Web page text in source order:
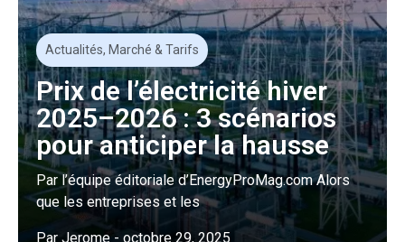
Actualités, Marché & Tarifs
Prix de l’électricité hiver
2025–2026 : 3 scénarios
pour anticiper la hausse
Par l’équipe éditoriale d’EnergyProMag.com Alors
que les entreprises et les
Par Jerome - octobre 29, 2025